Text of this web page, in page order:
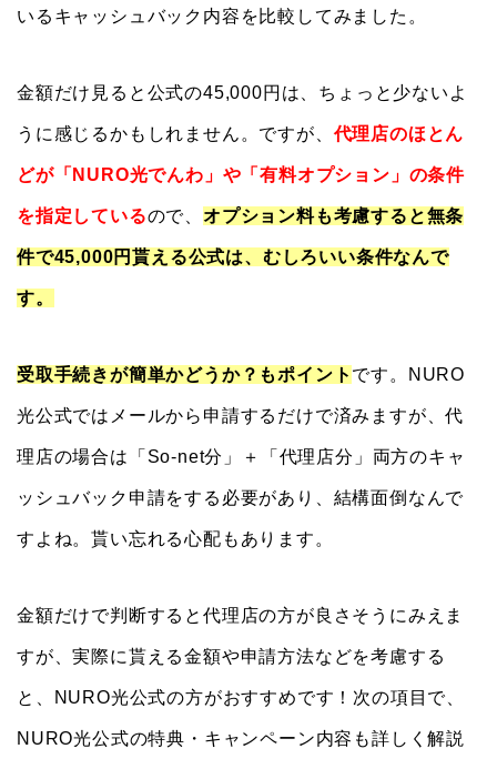
いるキャッシュバック内容を比較してみました。
金額だけ見ると公式の45,000円は、ちょっと少ないよ
うに感じるかもしれません。ですが、代理店のほとん
どが「NURO光でんわ」や「有料オプション」の条件
を指定しているので、オプション料も考慮すると無条
件で45,000円貰える公式は、むしろいい条件なんで
す。
受取手続きが簡単かどうか？もポイント です。NURO
光公式ではメールから申請するだけで済みますが、代
理店の場合は「So-net分」＋「代理店分」両方のキャ
ッシュバック申請をする必要があり、結構面倒なんで
すよね。貰い忘れる心配もあります。
金額だけで判断すると代理店の方が良さそうにみえま
すが、実際に貰える金額や申請方法などを考慮する
と、NURO光公式の方がおすすめです！次の項目で、
NURO光公式の特典・キャンペーン内容も詳しく解説